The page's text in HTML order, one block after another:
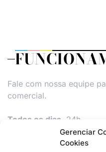
Gerenciar
Cookies
Fale com nossa equipe
comercial.
Todos os dias, 24h.